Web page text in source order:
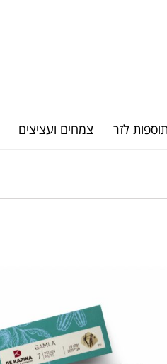
תוספות לזר צמחים ועציצים